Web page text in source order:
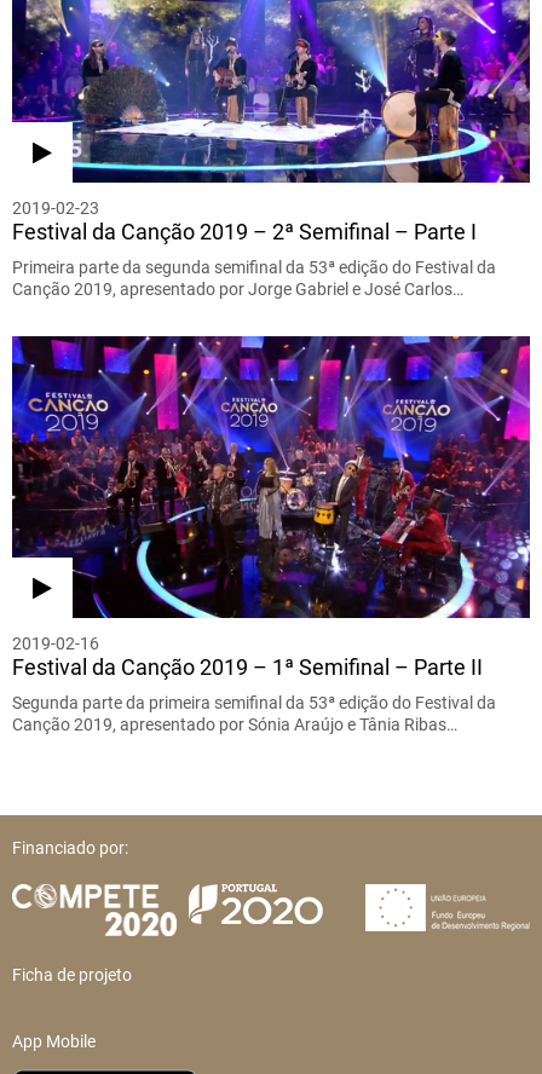
2019-02-23
Festival da Canção 2019 – 2ª Semifinal – Parte I
Primeira parte da segunda semifinal da 53ª edição do Festival da
Canção 2019, apresentado por Jorge Gabriel e José Carlos…
2019-02-16
Festival da Canção 2019 – 1ª Semifinal – Parte II
Segunda parte da primeira semifinal da 53ª edição do Festival da
Canção 2019, apresentado por Sónia Araújo e Tânia Ribas…
Financiado por:
Ficha de projeto
App Mobile